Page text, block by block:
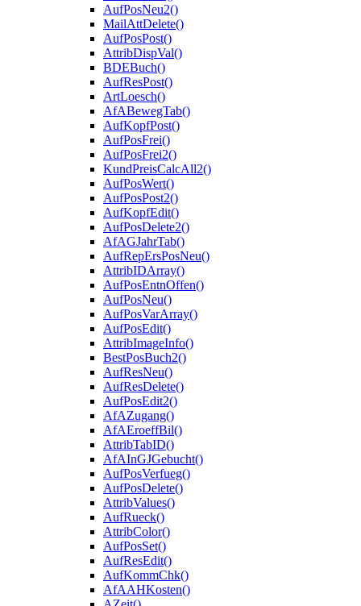
AufPosNeu2()
MailAttDelete()
AufPosPost()
AttribDispVal()
BDEBuch()
AufResPost()
ArtLoesch()
AfABewegTab()
AufKopfPost()
AufPosFrei()
AufPosFrei2()
KundPreisCalcAll2()
AufPosWert()
AufPosPost2()
AufKopfEdit()
AufPosDelete2()
AfAGJahrTab()
AufRepErsPosNeu()
AttribIDArray()
AufPosEntnOffen()
AufPosNeu()
AufPosVarArray()
AufPosEdit()
AttribImageInfo()
BestPosBuch2()
AufResNeu()
AufResDelete()
AufPosEdit2()
AfAZugang()
AfAEroeffBil()
AttribTabID()
AfAInGJGebucht()
AufPosVerfueg()
AufPosDelete()
AttribValues()
AufRueck()
AttribColor()
AufPosSet()
AufResEdit()
AufKommChk()
AfAAHKosten()